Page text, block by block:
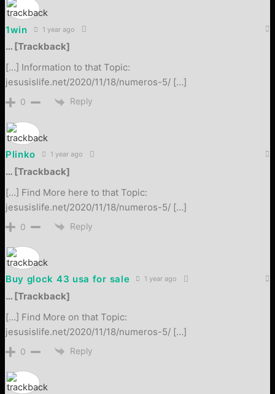
1win 1 year ago
… [Trackback]
[…] Information to that Topic:
jesusislife.net/2020/11/18/numeros-5/ […]
0 Reply
Plinko 1 year ago
… [Trackback]
[…] Find More here to that Topic:
jesusislife.net/2020/11/18/numeros-5/ […]
0 Reply
Buy glock 43 usa for sale 1 year ago
… [Trackback]
[…] Find More on that Topic:
jesusislife.net/2020/11/18/numeros-5/ […]
0 Reply